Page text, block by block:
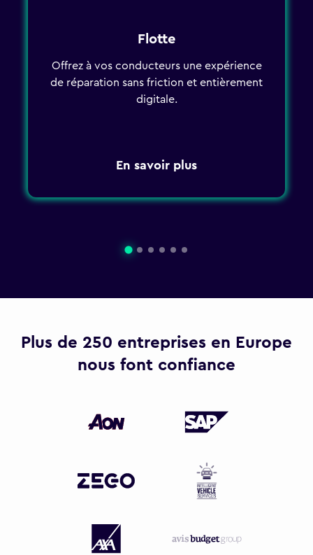
Flotte
Offrez à vos conducteurs une expérience
de réparation sans friction et entièrement
digitale.
En savoir plus
Plus de 250 entreprises en Europe
nous font confiance